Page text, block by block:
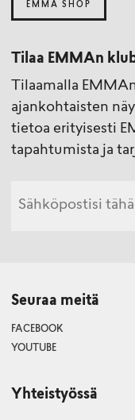
EMMA SHOP
Tilaa EMMAn
Tilaamalla
ajankohtaisten
tietoa erityisesti
tapahtumista ja
Seuraa meitä
FACEBOOK
YOUTUBE
Yhteistyössä